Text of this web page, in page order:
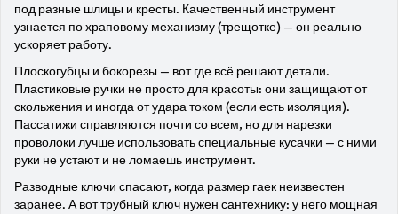
под разные шлицы и кресты. Качественный инструмент
узнается по храповому механизму (трещотке) — он реально
ускоряет работу.
Плоскогубцы и бокорезы — вот где всё решают детали.
Пластиковые ручки не просто для красоты: они защищают от
скольжения и иногда от удара током (если есть изоляция).
Пассатижи справляются почти со всем, но для нарезки
проволоки лучше использовать специальные кусачки — с ними
руки не устают и не ломаешь инструмент.
Разводные ключи спасают, когда размер гаек неизвестен
заранее. А вот трубный ключ нужен сантехнику: у него мощная